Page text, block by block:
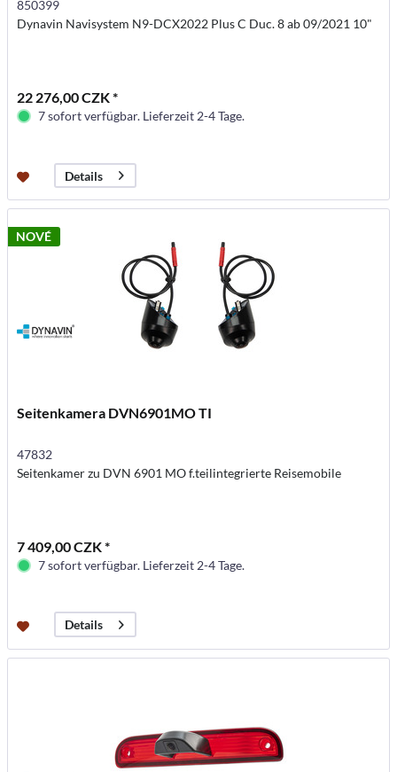
850399
Dynavin Navisystem N9-DCX2022 Plus C Duc. 8 ab 09/2021 10"
22 276,00 CZK *
7 sofort verfügbar. Lieferzeit 2-4 Tage.
Details
NOVÉ
Seitenkamera DVN6901MO TI
47832
Seitenkamer zu DVN 6901 MO f.teilintegrierte Reisemobile
7 409,00 CZK *
7 sofort verfügbar. Lieferzeit 2-4 Tage.
Details